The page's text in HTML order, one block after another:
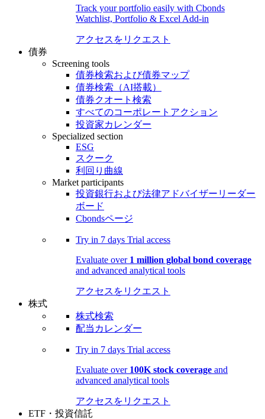
Track your portfolio easily with Cbonds
Watchlist, Portfolio & Excel Add-in
アクセスをリクエスト
債券
Screening tools
債券検索および債券マップ
債券検索（AI搭載）
債券クオート検索
すべてのコーポレートアクション
投資家カレンダー
Specialized section
ESG
スクーク
利回り曲線
Market participants
投資銀行および法律アドバイザーリーダー
ボード
Cbondsページ
Try in 7 days Trial access
Evaluate over 1 million global bond coverage
and advanced analytical tools
アクセスをリクエスト
株式
株式検索
配当カレンダー
Try in 7 days Trial access
Evaluate over 100K stock coverage and
advanced analytical tools
アクセスをリクエスト
ETF・投資信託